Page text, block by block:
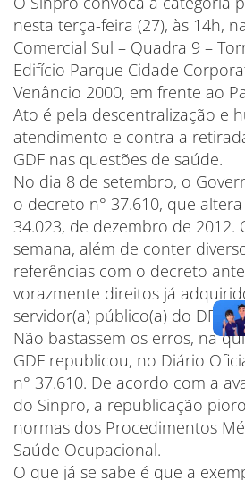
nesta terça-feira (27), às 14h,
Comercial Sul – Quadra 9 –
Edifício Parque Cidade
Venâncio 2000, em frente ao
Ato é pela descentralização e
atendimento e contra a
GDF nas questões de saúde.
No dia 8 de setembro, o
o decreto n° 37.610, que
34.023, de dezembro de 2012.
semana, além de conter
referências com o decreto
vorazmente direitos já
servidor(a) público(a) do DF.
Não bastassem os erros, na
GDF republicou, no Diário
n° 37.610. De acordo com a
do Sinpro, a republicação
normas dos Procedimentos
Saúde Ocupacional.
O que já se sabe é que a